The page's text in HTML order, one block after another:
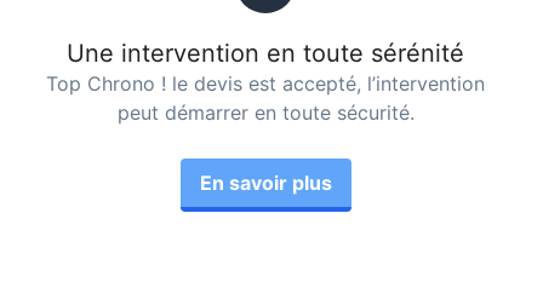
Une intervention en toute sérénité
Top Chrono ! le devis est accepté, l’intervention
peut démarrer en toute sécurité.
En savoir plus